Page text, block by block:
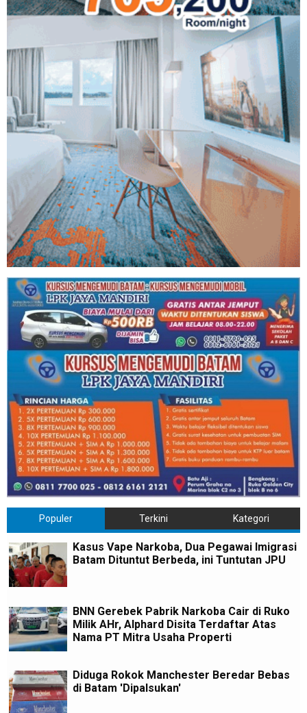
Populer Terkini Kategori
Kasus Vape Narkoba, Dua Pegawai Imigrasi
Batam Dituntut Berbeda, ini Tuntutan JPU
BNN Gerebek Pabrik Narkoba Cair di Ruko
Milik AHr, Alphard Disita Terdaftar Atas
Nama PT Mitra Usaha Properti
Diduga Rokok Manchester Beredar Bebas
di Batam 'Dipalsukan'